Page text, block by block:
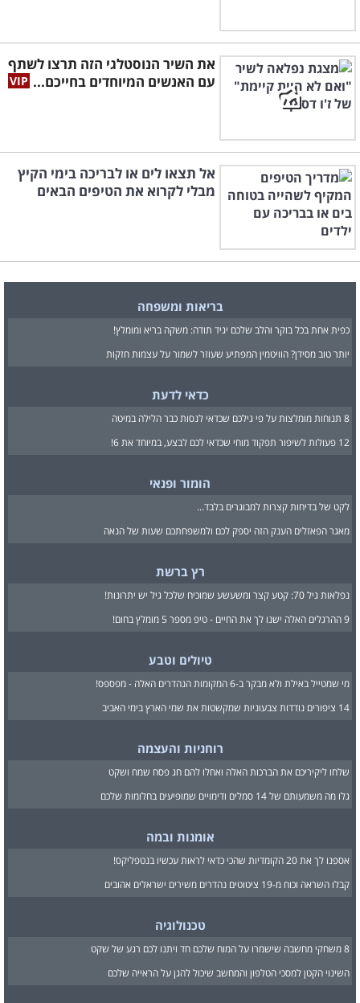
את השיר הנוסטלגי הזה תרצו לשתף
עם האנשים המיוחדים בחייכם...
אל תצאו לים או לבריכה בימי הקיץ
מבלי לקרוא את הטיפים הבאים
בריאות ומשפחה
כפית אחת בכל בוקר והלב שלכם יגיד תודה: משקה בריא ומומלץ!
יותר טוב מסידן? הוויטמין המפתיע שעוזר לשמור על עצמות חזקות
כדאי לדעת
8 תנוחות מומלצות על פי גילכם שכדאי לנסות כבר הלילה במיטה
12 פעולות לשיפור תפקוד מוחי שכדאי לכם לבצע, במיוחד את 6!
הומור ופנאי
לקט של בדיחות קצרות למבוגרים בלבד...
מאגר הפאזלים הענק הזה יספק לכם ולמשפחתכם שעות של הנאה
רץ ברשת
נפלאות גיל 70: קטע קצר ומשעשע שמוכיח שלכל גיל יש יתרונות!
9 ההרגלים האלה ישנו לך את החיים - טיפ מספר 5 מומלץ בחום!
טיולים וטבע
מי שמטייל באילת ולא מבקר ב-6 המקומות הנהדרים האלה - מפספס!
14 ציפורים נודדות צבעוניות שמקשטות את שמי הארץ בימי האביב
רוחניות והעצמה
שלחו ליקיריכם את הברכות האלה ואחלו להם חג פסח שמח ושקט
גלו מה משמעותם של 14 סמלים ודימויים שמופיעים בחלומות שלכם
אומנות ובמה
אספנו לך את 20 הקומדיות שהכי כדאי לראות עכשיו בנטפליקס!
קבלו השראה וכוח מ-19 ציטוטים נהדרים משירים ישראלים אהובים
טכנולוגיה
8 משחקי מחשבה שישמרו על המוח שלכם חד ויתנו לכם רגע של שקט
השינוי הקטן למסכי הטלפון והמחשב שיכול להגן על הראייה שלכם